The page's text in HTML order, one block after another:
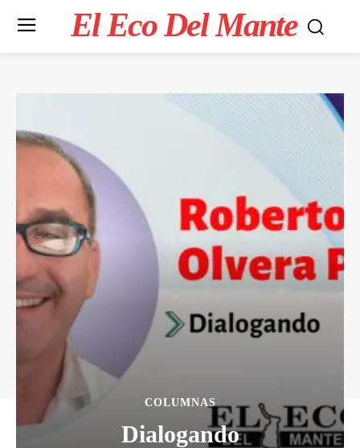
El Eco Del Mante
COLUMNAS
Dialogando